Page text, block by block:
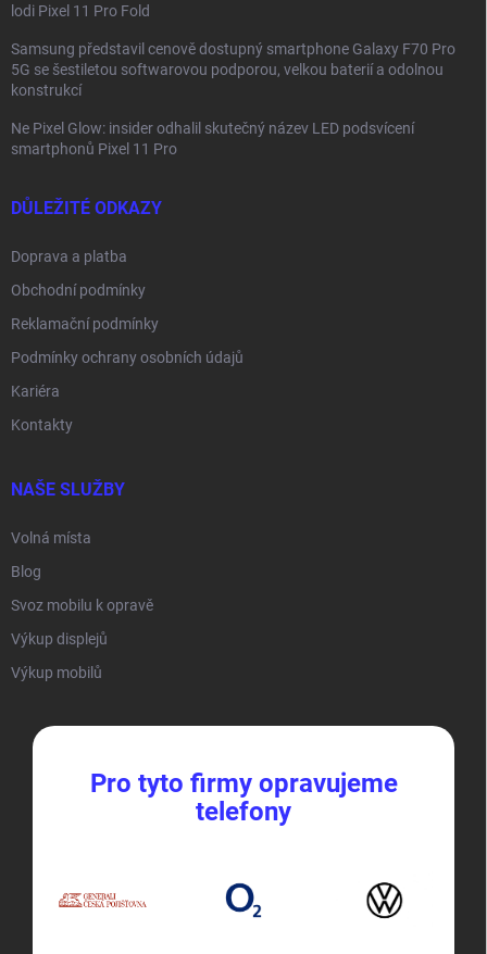
lodi Pixel 11 Pro Fold
Samsung představil cenově dostupný smartphone Galaxy F70 Pro
5G se šestiletou softwarovou podporou, velkou baterií a odolnou
konstrukcí
Ne Pixel Glow: insider odhalil skutečný název LED podsvícení
smartphonů Pixel 11 Pro
DŮLEŽITÉ ODKAZY
Doprava a platba
Obchodní podmínky
Reklamační podmínky
Podmínky ochrany osobních údajů
Kariéra
Kontakty
NAŠE SLUŽBY
Volná místa
Blog
Svoz mobilu k opravě
Výkup displejů
Výkup mobilů
Pro tyto firmy opravujeme
telefony